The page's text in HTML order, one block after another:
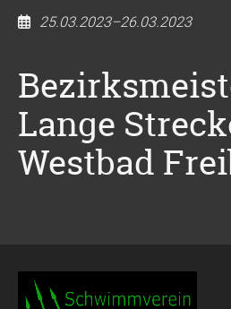
25.03.2023–26.03.2023
Lange
Westbad